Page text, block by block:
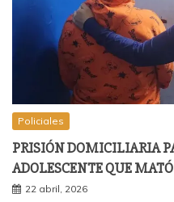
Policiales
PRISIÓN DOMICILIARIA
ADOLESCENTE QUE
22 abril, 2026